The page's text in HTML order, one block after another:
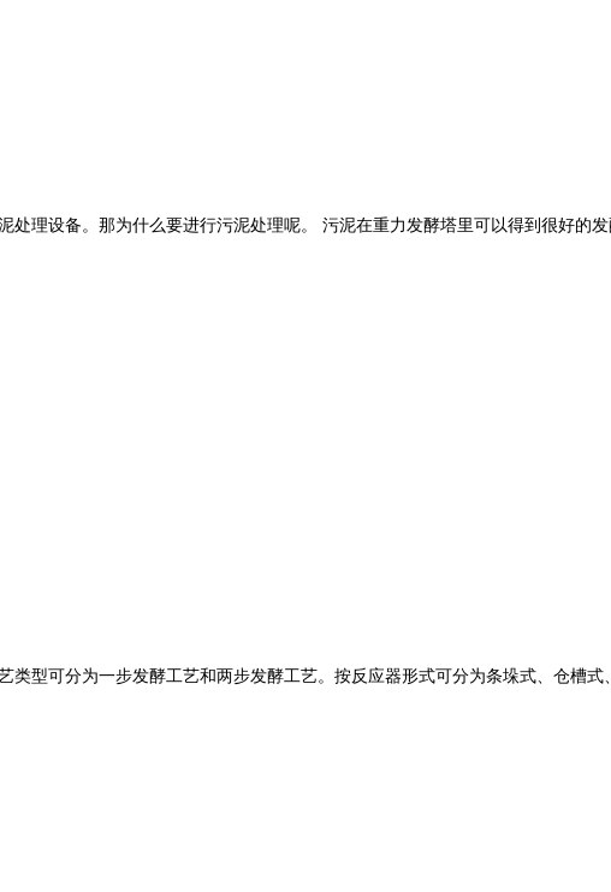
理设备。那为什么要进行污泥处理呢。 污泥在重力发酵塔里可以得到很好的
型可分为一步发酵工艺和两步发酵工艺。按反应器形式可分为条垛式、仓槽式